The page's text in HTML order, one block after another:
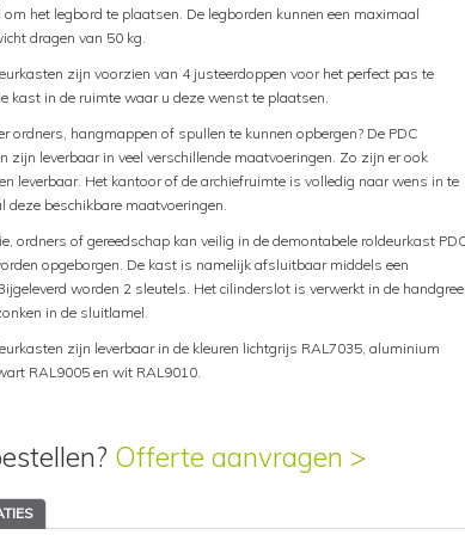
om het legbord te plaatsen. De legborden kunnen een maximaal
dragen van 50 kg.
zijn voorzien van 4 justeerdoppen voor het perfect pas te
kast in de ruimte waar u deze wenst te plaatsen.
ordners, hangmappen of spullen te kunnen opbergen? De PDC
zijn leverbaar in veel verschillende maatvoeringen. Zo zijn er ook
leverbaar. Het kantoor of de archiefruimte is volledig naar wens in te
deze beschikbare maatvoeringen.
ordners of gereedschap kan veilig in de demontabele roldeurkast
opgeborgen. De kast is namelijk afsluitbaar middels een
worden 2 sleutels. Het cilinderslot is verwerkt in de
in de sluitlamel.
zijn leverbaar in de kleuren lichtgrijs RAL7035, aluminium
RAL9005 en wit RAL9010.
Offerte aanvragen >